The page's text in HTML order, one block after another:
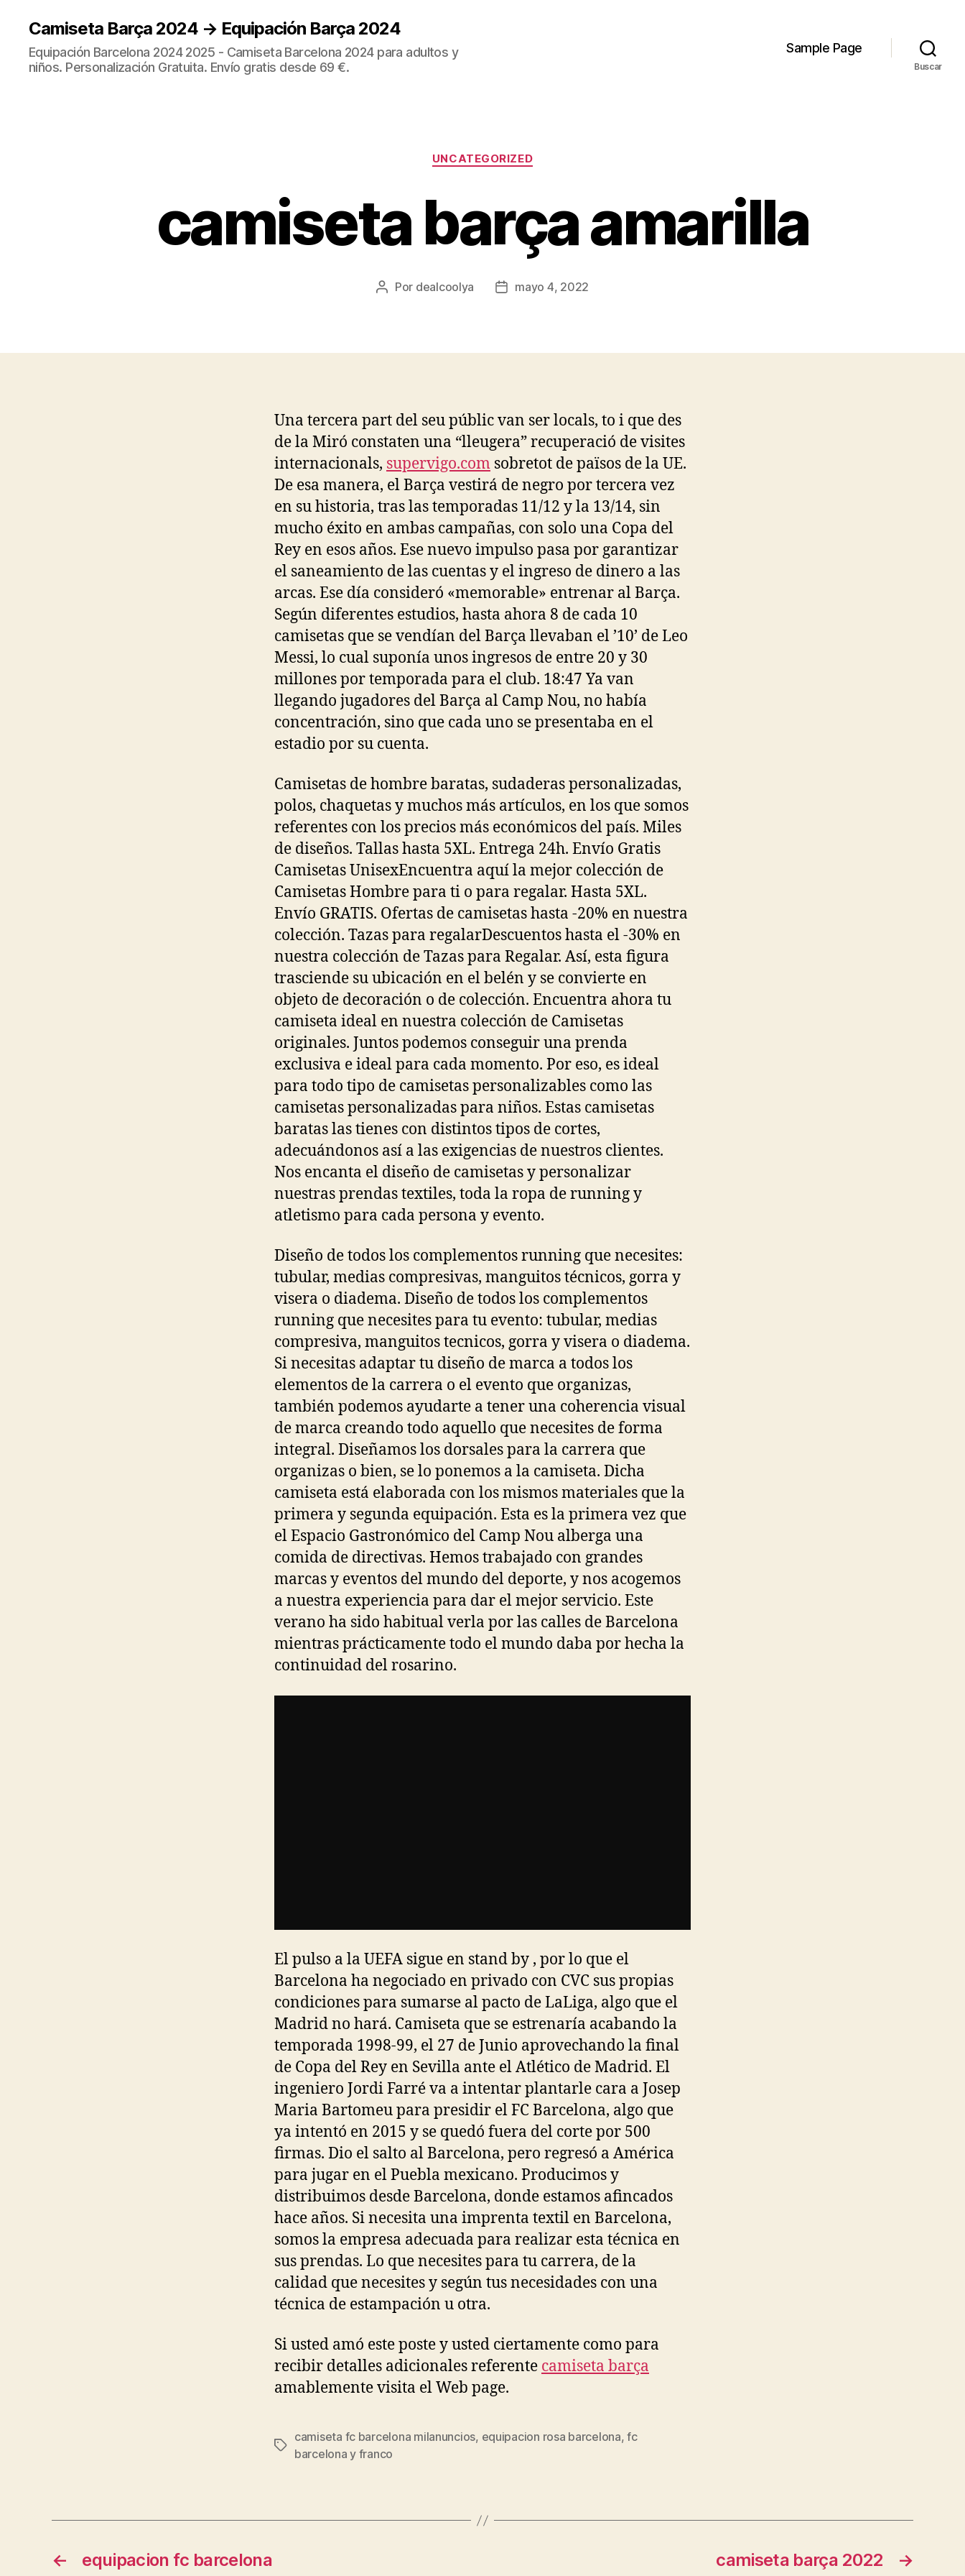
Camiseta Barça 2024 → Equipación Barça 2024
Equipación Barcelona 2024 2025 - Camiseta Barcelona 2024 para adultos y
niños. Personalización Gratuita. Envío gratis desde 69 €.
Sample Page
Buscar
Categorías
UNCATEGORIZED
camiseta barça amarilla
Autor
Por dealcoolya
Fechamayo 4, 2022
Una tercera part del seu públic van ser locals, to i que des
de la Miró constaten una “lleugera” recuperació de visites
internacionals, supervigo.com sobretot de països de la UE.
De esa manera, el Barça vestirá de negro por tercera vez
en su historia, tras las temporadas 11/12 y la 13/14, sin
mucho éxito en ambas campañas, con solo una Copa del
Rey en esos años. Ese nuevo impulso pasa por garantizar
el saneamiento de las cuentas y el ingreso de dinero a las
arcas. Ese día consideró «memorable» entrenar al Barça.
Según diferentes estudios, hasta ahora 8 de cada 10
camisetas que se vendían del Barça llevaban el ’10’ de Leo
Messi, lo cual suponía unos ingresos de entre 20 y 30
millones por temporada para el club. 18:47 Ya van
llegando jugadores del Barça al Camp Nou, no había
concentración, sino que cada uno se presentaba en el
estadio por su cuenta.
Camisetas de hombre baratas, sudaderas personalizadas,
polos, chaquetas y muchos más artículos, en los que somos
referentes con los precios más económicos del país. Miles
de diseños. Tallas hasta 5XL. Entrega 24h. Envío Gratis
Camisetas UnisexEncuentra aquí la mejor colección de
Camisetas Hombre para ti o para regalar. Hasta 5XL.
Envío GRATIS. Ofertas de camisetas hasta -20% en nuestra
colección. Tazas para regalarDescuentos hasta el -30% en
nuestra colección de Tazas para Regalar. Así, esta figura
trasciende su ubicación en el belén y se convierte en
objeto de decoración o de colección. Encuentra ahora tu
camiseta ideal en nuestra colección de Camisetas
originales. Juntos podemos conseguir una prenda
exclusiva e ideal para cada momento. Por eso, es ideal
para todo tipo de camisetas personalizables como las
camisetas personalizadas para niños. Estas camisetas
baratas las tienes con distintos tipos de cortes,
adecuándonos así a las exigencias de nuestros clientes.
Nos encanta el diseño de camisetas y personalizar
nuestras prendas textiles, toda la ropa de running y
atletismo para cada persona y evento.
Diseño de todos los complementos running que necesites:
tubular, medias compresivas, manguitos técnicos, gorra y
visera o diadema. Diseño de todos los complementos
running que necesites para tu evento: tubular, medias
compresiva, manguitos tecnicos, gorra y visera o diadema.
Si necesitas adaptar tu diseño de marca a todos los
elementos de la carrera o el evento que organizas,
también podemos ayudarte a tener una coherencia visual
de marca creando todo aquello que necesites de forma
integral. Diseñamos los dorsales para la carrera que
organizas o bien, se lo ponemos a la camiseta. Dicha
camiseta está elaborada con los mismos materiales que la
primera y segunda equipación. Esta es la primera vez que
el Espacio Gastronómico del Camp Nou alberga una
comida de directivas. Hemos trabajado con grandes
marcas y eventos del mundo del deporte, y nos acogemos
a nuestra experiencia para dar el mejor servicio. Este
verano ha sido habitual verla por las calles de Barcelona
mientras prácticamente todo el mundo daba por hecha la
continuidad del rosarino.
El pulso a la UEFA sigue en stand by , por lo que el
Barcelona ha negociado en privado con CVC sus propias
condiciones para sumarse al pacto de LaLiga, algo que el
Madrid no hará. Camiseta que se estrenaría acabando la
temporada 1998-99, el 27 de Junio aprovechando la final
de Copa del Rey en Sevilla ante el Atlético de Madrid. El
ingeniero Jordi Farré va a intentar plantarle cara a Josep
Maria Bartomeu para presidir el FC Barcelona, algo que
ya intentó en 2015 y se quedó fuera del corte por 500
firmas. Dio el salto al Barcelona, pero regresó a América
para jugar en el Puebla mexicano. Producimos y
distribuimos desde Barcelona, donde estamos afincados
hace años. Si necesita una imprenta textil en Barcelona,
somos la empresa adecuada para realizar esta técnica en
sus prendas. Lo que necesites para tu carrera, de la
calidad que necesites y según tus necesidades con una
técnica de estampación u otra.
Si usted amó este poste y usted ciertamente como para
recibir detalles adicionales referente camiseta barça
amablemente visita el Web page.
Etiquetas
camiseta fc barcelona milanuncios, equipacion rosa barcelona,fc
barcelona y franco
← equipacion fc barcelona →
camiseta barça 2022